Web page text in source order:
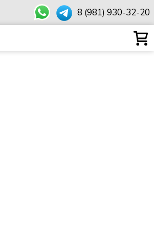
8 (981) 930-32-20